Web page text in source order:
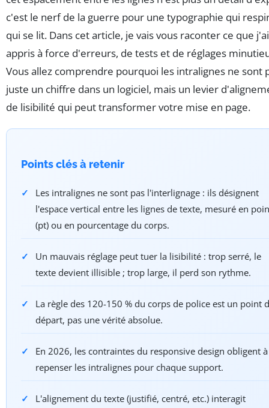
c'est le nerf de la guerre pour une typographie qui
qui se lit. Dans cet article, je vais vous raconter ce que j'ai
appris à force d'erreurs, de tests et de réglages
Vous allez comprendre pourquoi les intralignes ne sont
juste un chiffre dans un logiciel, mais un levier
de lisibilité qui peut transformer votre mise en page.
Points clés à retenir
Les intralignes ne sont pas l'interlignage : ils désignent
l'espace vertical entre les lignes de texte, mesuré en
(pt) ou en pourcentage du corps.
Un mauvais réglage peut tuer la lisibilité : trop serré, le
texte devient illisible ; trop large, il perd son rythme.
La règle des 120-150 % du corps de police est un point
départ, pas une vérité absolue.
En 2026, les contraintes du responsive design obligent à
repenser les intralignes pour chaque support.
L'alignement du texte (justifié, centré, etc.) interagit